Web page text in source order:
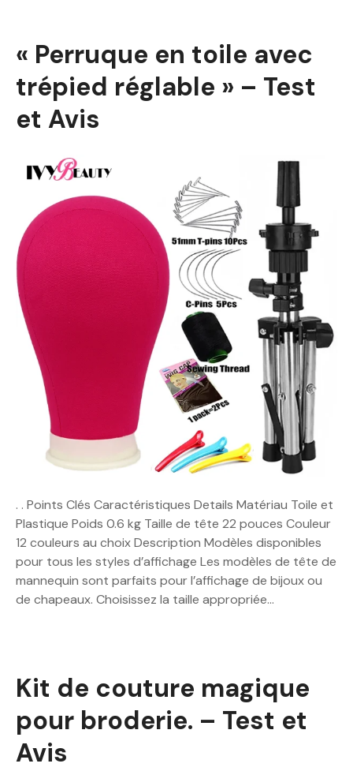
« Perruque en toile avec
trépied réglable » – Test
et Avis
. . Points Clés Caractéristiques Details Matériau Toile et
Plastique Poids 0.6 kg Taille de tête 22 pouces Couleur
12 couleurs au choix Description Modèles disponibles
pour tous les styles d’affichage Les modèles de tête de
mannequin sont parfaits pour l’affichage de bijoux ou
de chapeaux. Choisissez la taille appropriée…
Kit de couture magique
pour broderie. – Test et
Avis